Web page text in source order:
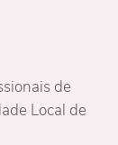
de
Local de